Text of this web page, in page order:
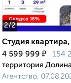
2/2
Студия
4 599 999 ₽ 154
территория
Агентство,